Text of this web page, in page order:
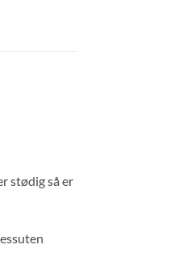
stødig så er